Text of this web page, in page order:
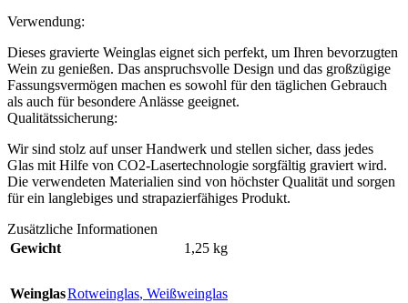
Verwendung:
Dieses gravierte Weinglas eignet sich perfekt, um Ihren bevorzugten
Wein zu genießen. Das anspruchsvolle Design und das großzügige
Fassungsvermögen machen es sowohl für den täglichen Gebrauch
als auch für besondere Anlässe geeignet.
Qualitätssicherung:
Wir sind stolz auf unser Handwerk und stellen sicher, dass jedes
Glas mit Hilfe von CO2-Lasertechnologie sorgfältig graviert wird.
Die verwendeten Materialien sind von höchster Qualität und sorgen
für ein langlebiges und strapazierfähiges Produkt.
Zusätzliche Informationen
Gewicht
1,25 kg
WeinglasRotweinglas, Weißweinglas